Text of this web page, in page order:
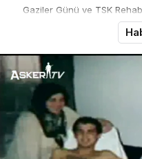
Gaziler Günü ve TSK